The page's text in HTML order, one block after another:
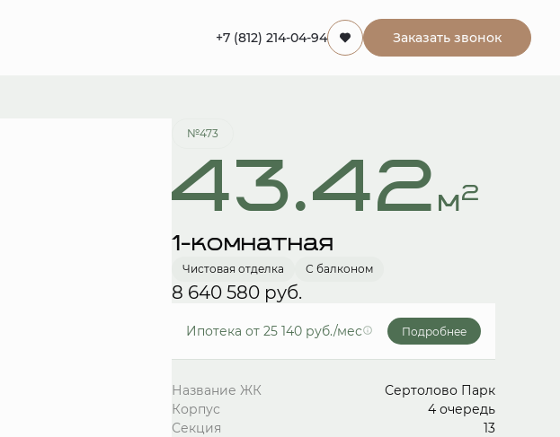
+7 (812) 214-04-94 Заказать звонок
Забронировать
№473
43.42 м2
1-комнатная
Чистовая отделка С балконом
8 640 580 руб.
Ипотека от 25 140 руб./мес Подробнее
Название ЖК
Сертолово Парк
Корпус
4 очередь
Секция
13